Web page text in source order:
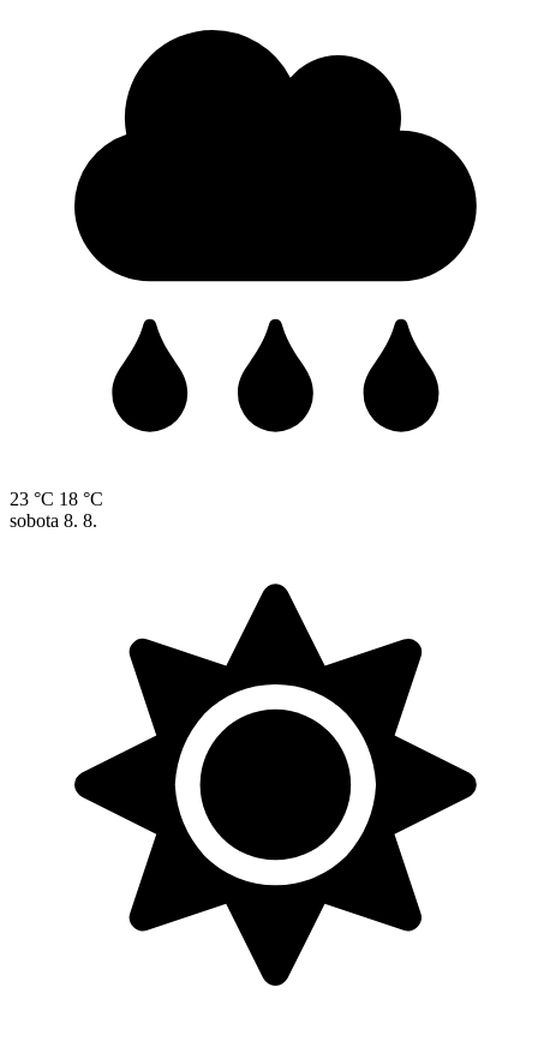
23 °C 18 °C
sobota 8. 8.